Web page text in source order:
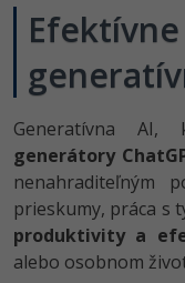
Umelá
Pre deti
Viac
Fórum
Windows
Fórum
Generatívna
generátory
nenahraditeľným
prieskumy, práca s
produktivity a
alebo osobnom